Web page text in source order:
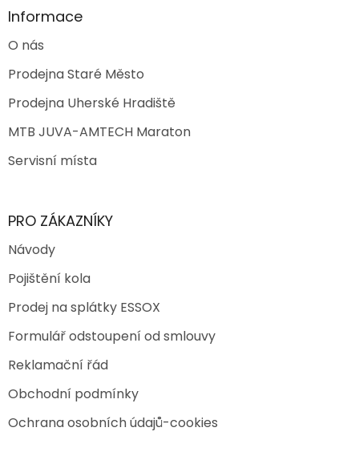
Informace
O nás
Prodejna Staré Město
Prodejna Uherské Hradiště
MTB JUVA-AMTECH Maraton
Servisní místa
PRO ZÁKAZNÍKY
Návody
Pojištění kola
Prodej na splátky ESSOX
Formulář odstoupení od smlouvy
Reklamační řád
Obchodní podmínky
Ochrana osobních údajů-cookies